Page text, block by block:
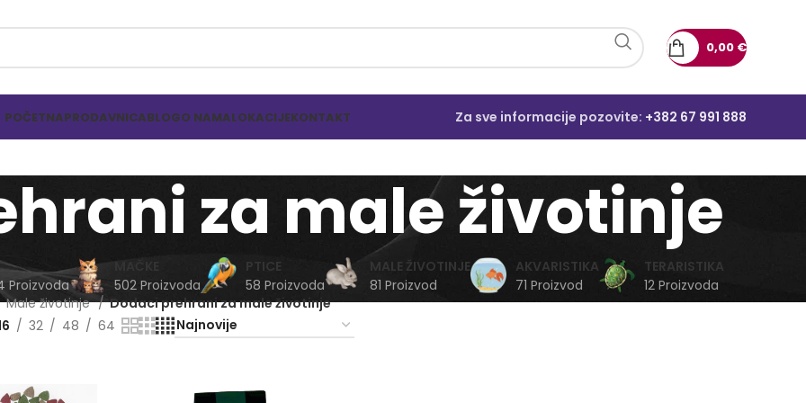
0,00 €
POČETNAPRODAVNICABLOGO NAMALOKACIJEKONTAKT Za sve informacije pozovite: +382 67 991 888
za male životinje
Proizvoda
MAČKE
502 Proizvoda
PTICE
58 Proizvoda
MALE ŽIVOTINJE
81 Proizvod
AKVARISTIKA
71 Proizvod
TERARISTIKA
12 Proizvoda
Male životinje
Dodaci prehrani za male životinje
32 48 64